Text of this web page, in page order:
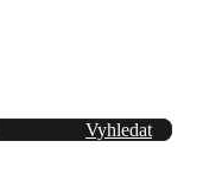
Vyhledat